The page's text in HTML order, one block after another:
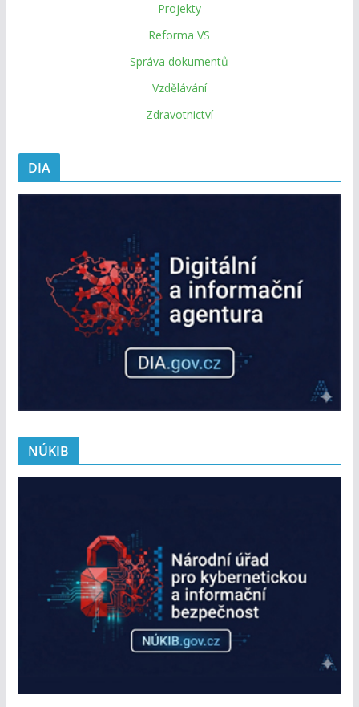
Projekty
Reforma VS
Správa dokumentů
Vzdělávání
Zdravotnictví
DIA
NÚKIB